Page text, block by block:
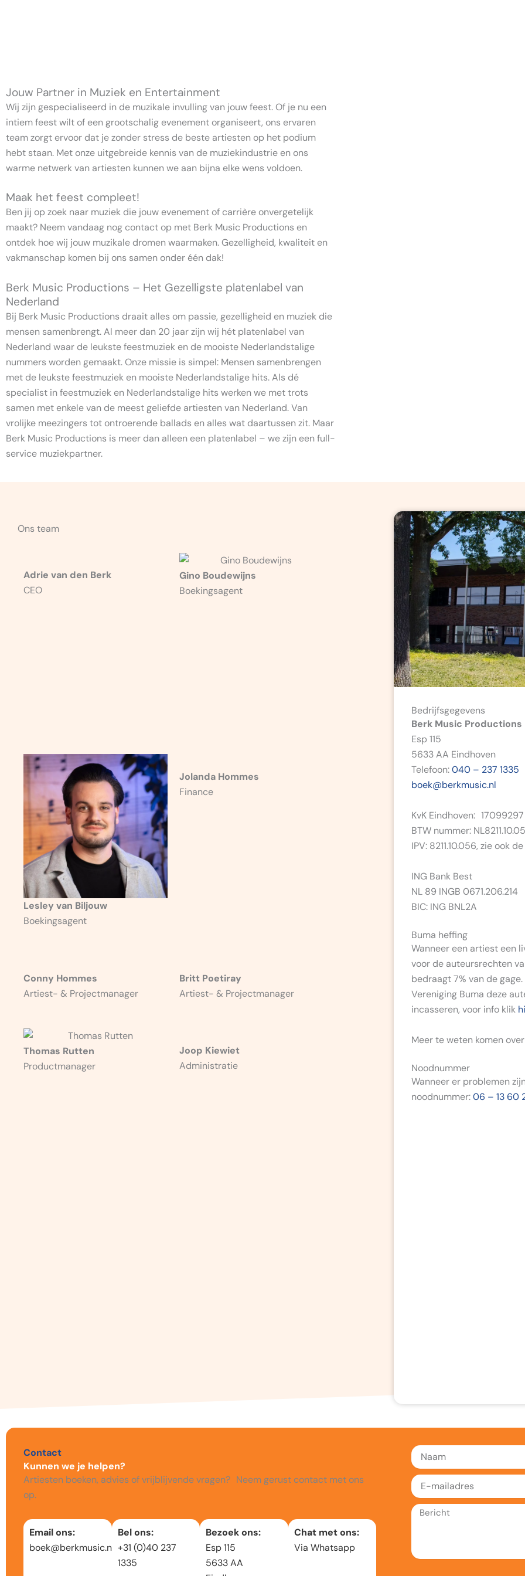
Jouw Partner in Muziek en Entertainment
Wij zijn gespecialiseerd in de muzikale invulling van jouw feest. Of je nu een
intiem feest wilt of een grootschalig evenement organiseert, ons ervaren
team zorgt ervoor dat je zonder stress de beste artiesten op het podium
hebt staan. Met onze uitgebreide kennis van de muziekindustrie en ons
warme netwerk van artiesten kunnen we aan bijna elke wens voldoen.
Maak het feest compleet!
Ben jij op zoek naar muziek die jouw evenement of carrière onvergetelijk
maakt? Neem vandaag nog contact op met Berk Music Productions en
ontdek hoe wij jouw muzikale dromen waarmaken. Gezelligheid, kwaliteit en
vakmanschap komen bij ons samen onder één dak!
Berk Music Productions – Het Gezelligste platenlabel van
Nederland
Bij Berk Music Productions draait alles om passie, gezelligheid en muziek die
mensen samenbrengt. Al meer dan 20 jaar zijn wij hét platenlabel van
Nederland waar de leukste feestmuziek en de mooiste Nederlandstalige
nummers worden gemaakt. Onze missie is simpel: Mensen samenbrengen
met de leukste feestmuziek en mooiste Nederlandstalige hits. Als dé
specialist in feestmuziek en Nederlandstalige hits werken we met trots
samen met enkele van de meest geliefde artiesten van Nederland. Van
vrolijke meezingers tot ontroerende ballads en alles wat daartussen zit. Maar
Berk Music Productions is meer dan alleen een platenlabel – we zijn een full-
service muziekpartner.
Ons team
Adrie van den Berk
CEO
Gino Boudewijns
Boekingsagent
Lesley van Biljouw
Boekingsagent
Jolanda Hommes
Finance
Conny Hommes
Artiest- & Projectmanager
Britt Poetiray
Artiest- & Projectmanager
Thomas Rutten
Productmanager
Joop Kiewiet
Administratie
Bedrijfsgegevens
Berk Music
Esp 115
5633 AA Eindhoven
Telefoon:040 – 237 1335
boek@berkmusic.nl
KvK Eindhoven:
BTW nummer:
IPV: 8211.10.056, zie ook
ING Bank Best
NL 89 INGB 0671.206.214
BIC: ING BNL2A
Buma heffing
Wanneer een artiest een
voor de auteursrechten
bedraagt 7% van de
Vereniging Buma deze
incasseren, voor info klik
Meer te weten komen
Noodnummer
Wanneer er problemen
noodnummer:06 – 13 60
Contact
Kunnen we je helpen?
Artiesten boeken, advies of vrijblijvende vragen? Neem gerust contact met ons
op.
Email ons:
boek@berkmusic.nl
Bel ons:
+31 (0)40 237
1335
Bezoek ons:
Esp 115
5633 AA
Chat met ons:
Via Whatsapp
Naam
E-
mailadres
Bericht